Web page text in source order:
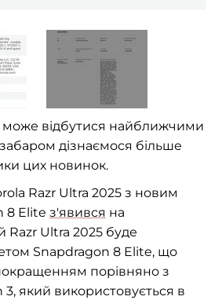
може відбутися найближчими
дізнаємося більше
цих новинок.
Razr Ultra 2025 з новим
8 Elite з'явився на
Ultra 2025 буде
Snapdragon 8 Elite, що
порівняно з
який використовується в